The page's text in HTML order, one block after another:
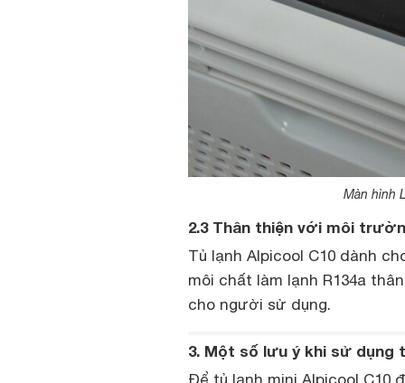
Màn hình
2.3 Thân thiện với môi
Tủ lạnh Alpicool C10 dành
môi chất làm lạnh R134a
cho người sử dụng.
3. Một số lưu ý khi sử dụng